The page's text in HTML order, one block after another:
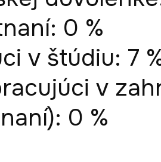
0 %
v štúdiu: 7
v